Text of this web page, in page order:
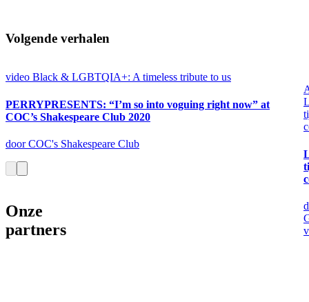
Volgende verhalen
video Black & LGBTQIA+: A timeless tribute to us
PERRYPRESENTS: “I’m so into voguing right now” at
COC’s Shakespeare Club 2020
door COC's Shakespeare Club
Onze
partners